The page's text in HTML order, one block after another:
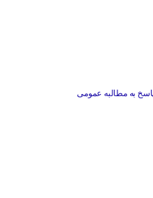
به مطالبه عمومی